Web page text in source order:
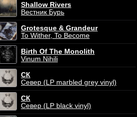
Shallow Rivers
Вестник Бурь
Grotesque & Grandeur
To Wither, To Become
Birth Of The Monolith
Vinum Nihili
СК
Север (LP marbled grey vinyl)
СК
Север (LP black vinyl)